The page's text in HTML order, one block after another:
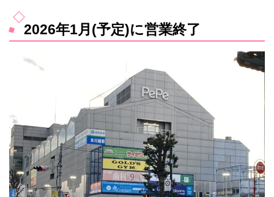
2026年1月(予定)に営業終了